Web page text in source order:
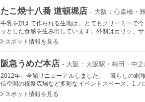
たこ焼十八番 道頓堀店 - 大阪：心斎橋・
牛乳を加えて作られる生地は、とてもクリーミーで
ッとした食感を生み出しています。外側はカリッ、
スポット情報を見る
阪急うめだ本店 - 大阪：大阪駅・梅田・中
2012年、全館リニューアルしました。「暮らしの劇
信空間の祝祭広場など多彩なイベントスペース、1フ
スポット情報を見る